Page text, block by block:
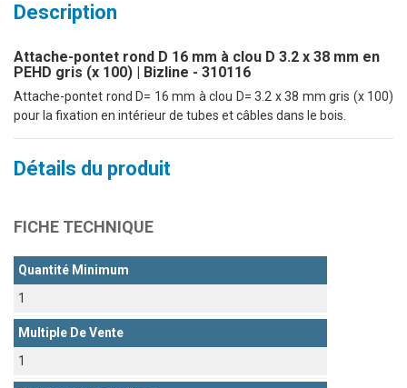
Description
Attache-pontet rond D 16 mm à clou D 3.2 x 38 mm en
PEHD gris (x 100) | Bizline - 310116
Attache-pontet rond D= 16 mm à clou D= 3.2 x 38 mm gris (x 100)
pour la fixation en intérieur de tubes et câbles dans le bois.
Détails du produit
FICHE TECHNIQUE
Quantité Minimum
1
Multiple De Vente
1